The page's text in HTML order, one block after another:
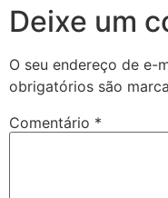
Deixe um
O seu endereço de e-
obrigatórios são
Comentário *